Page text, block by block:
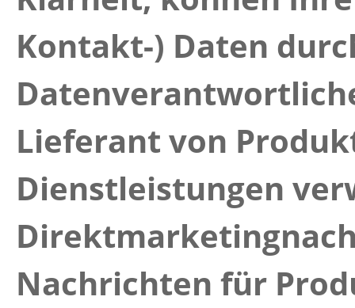
Kontakt-) Daten
Lieferant von
Dienstleistungen
Nachrichten für